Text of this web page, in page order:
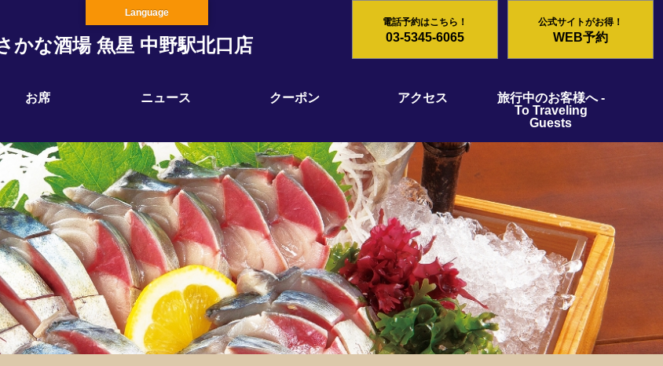
かな酒場 魚星 中野駅北口店
電話予約はこちら！
03-5345-6065
公式サイトがお得！
WEB予約
お席 ニュース クーポン アクセス
旅行中のお客様へ -
To Traveling
Guests
Language